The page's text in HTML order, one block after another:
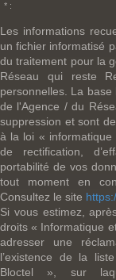
* :
Les informations
un fichier informatisé
du traitement pour la
Réseau qui reste
personnelles. La
de l'Agence / du
suppression et sont
à la loi « informatique
de rectification,
portabilité de vos
tout moment en
Consultez le site
Si vous estimez,
droits « Informatique
adresser une
l’existence de la
Bloctel », sur